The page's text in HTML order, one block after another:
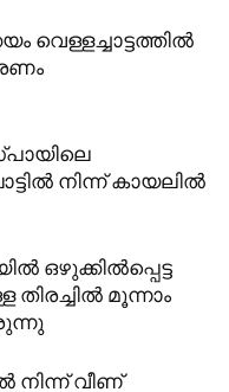
വെള്ളച്ചാട്ടത്തിൽ
നിന്ന് കായലിൽ
ഒഴുക്കിൽപ്പെട്ട
മൂന്നാം
നിന്ന് വീണ്